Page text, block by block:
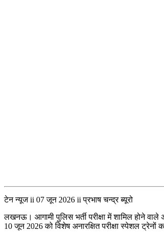
टेन न्यूज ii 07 जून 2026 ii प्रभाष चन्द्र ब्यूरो
लखनऊ। आगामी पुलिस भर्ती परीक्षा में शामिल होने
10 जून 2026 को विशेष अनारक्षित परीक्षा स्पेशल ट्रेनों